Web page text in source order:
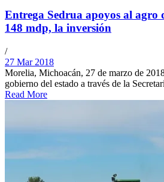
Entrega Sedrua apoyos al agro
148 mdp, la inversión
/
27 Mar 2018
Morelia, Michoacán, 27 de marzo de
gobierno del estado a través de la
Read More